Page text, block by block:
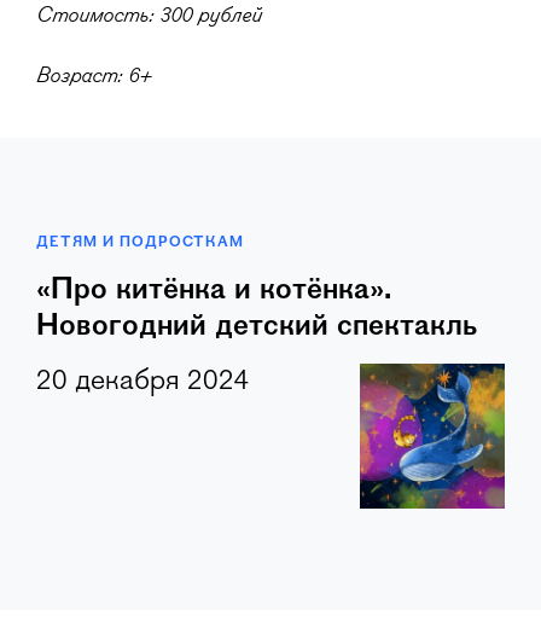
Стоимость: 300 рублей
Возраст: 6+
ДЕТЯМ И ПОДРОСТКАМ
«Про китёнка и котёнка».
Новогодний детский спектакль
20 декабря 2024